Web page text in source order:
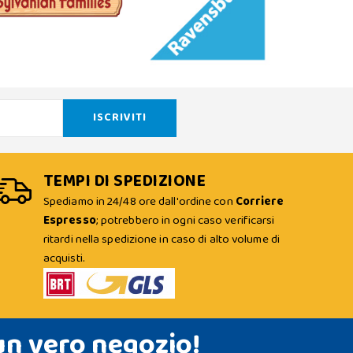
TEMPI DI SPEDIZIONE
Spediamo in 24/48 ore dall'ordine con Corriere
Espresso; potrebbero in ogni caso verificarsi
ritardi nella spedizione in caso di alto volume di
acquisti.